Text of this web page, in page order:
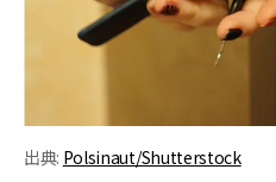
出典: Polsinaut/Shutterstock